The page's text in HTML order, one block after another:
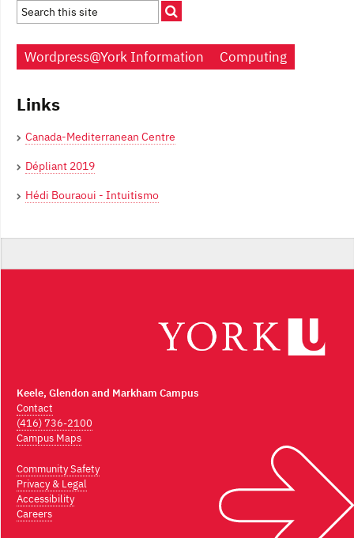
Wordpress@York Information Computing
Links
Canada-Mediterranean Centre
Dépliant 2019
Hédi Bouraoui - Intuitismo
Keele, Glendon and Markham Campus
Contact
(416) 736-2100
Campus Maps
Community Safety
Privacy & Legal
Accessibility
Careers